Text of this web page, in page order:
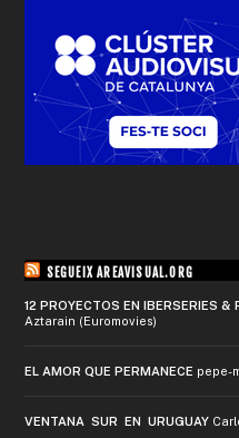
SEGUEIX AREAVISUAL.ORG
12 PROYECTOS EN IBERSERIES &
Aztarain (Euromovies)
EL AMOR QUE PERMANECE pepe-
VENTANA SUR EN URUGUAY